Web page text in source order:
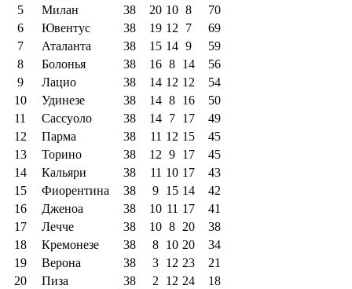
5
Милан 38 20 10 8
70
6
Ювентус 38 19 12 7
69
7
Аталанта 38 15 14 9
59
8
Болонья 38 16 8 14
56
9
Лацио 38 14 12 12
54
10
Удинезе 38 14 8 16
50
11
Сассуоло 38 14 7 17
49
12
Парма 38 11 12 15
45
13
Торино 38 12 9 17
45
14
Кальяри 38 11 10 17
43
15
Фиорентина 38 9 15 14
42
16
Дженоа 38 10 11 17
41
17
Лечче 38 10 8 20
38
18
Кремонезе 38 8 10 20
34
19
Верона 38 3 12 23
21
20
Пиза 38 2 12 24
18